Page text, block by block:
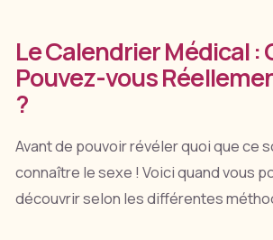
Le Calendrier Médical :
Pouvez-vous
?
Avant de pouvoir révéler quoi que ce
connaître le sexe ! Voici quand vous
découvrir selon les différentes